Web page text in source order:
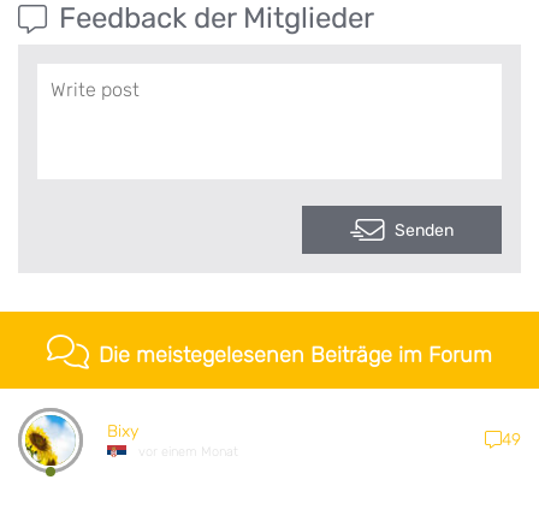
Feedback der Mitglieder
Senden
Die meistegelesenen Beiträge im Forum
Bixy
vor einem Monat
49